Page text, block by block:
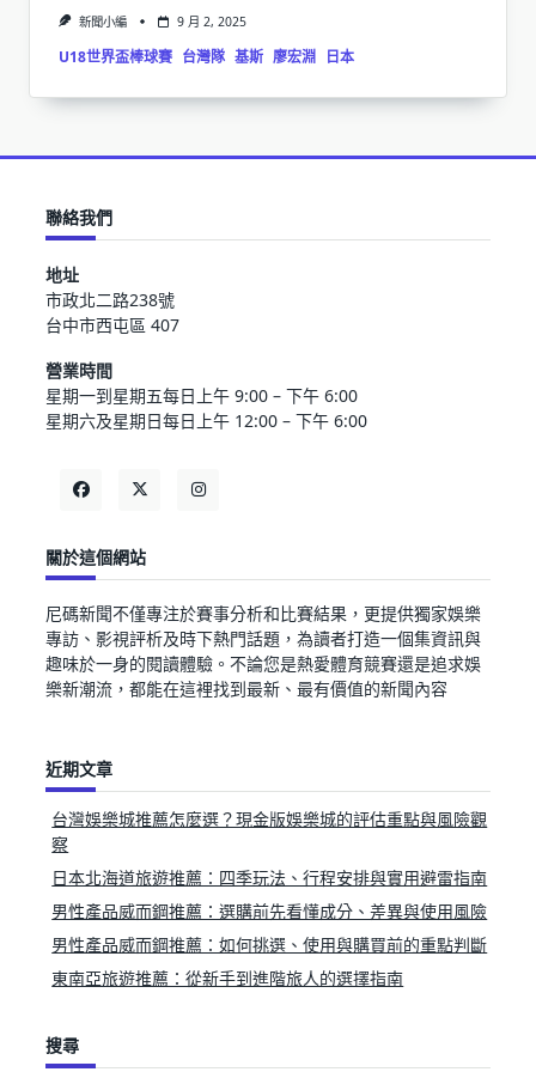
新聞小編 9 月 2, 2025
U18世界盃棒球賽 台灣隊 基斯 廖宏淵 日本
聯絡我們
地址
市政北二路238號
台中市西屯區 407
營業時間
星期一到星期五每日上午 9:00 – 下午 6:00
星期六及星期日每日上午 12:00 – 下午 6:00
關於這個網站
尼碼新聞不僅專注於賽事分析和比賽結果，更提供獨家娛樂
專訪、影視評析及時下熱門話題，為讀者打造一個集資訊與
趣味於一身的閱讀體驗。不論您是熱愛體育競賽還是追求娛
樂新潮流，都能在這裡找到最新、最有價值的新聞內容
近期文章
台灣娛樂城推薦怎麼選？現金版娛樂城的評估重點與風險觀
察
日本北海道旅遊推薦：四季玩法、行程安排與實用避雷指南
男性產品威而鋼推薦：選購前先看懂成分、差異與使用風險
男性產品威而鋼推薦：如何挑選、使用與購買前的重點判斷
東南亞旅遊推薦：從新手到進階旅人的選擇指南
搜尋